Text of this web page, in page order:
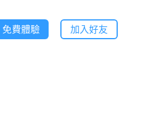
免費體驗 加入好友